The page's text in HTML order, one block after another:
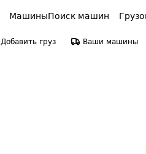
МашиныПоиск машин
Добавить груз Ваши машины